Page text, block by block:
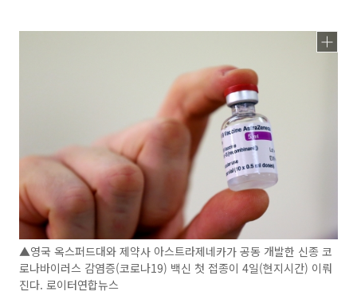
▲영국 옥스퍼드대와 제약사 아스트라제네카가 공동 개발한 신종 코
로나바이러스 감염증(코로나19) 백신 첫 접종이 4일(현지시간) 이뤄
진다. 로이터연합뉴스